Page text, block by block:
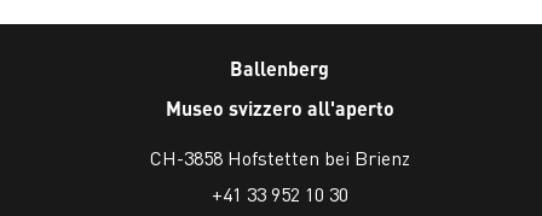
Ballenberg
Museo svizzero all'aperto
CH-3858 Hofstetten bei Brienz
+41 33 952 10 30